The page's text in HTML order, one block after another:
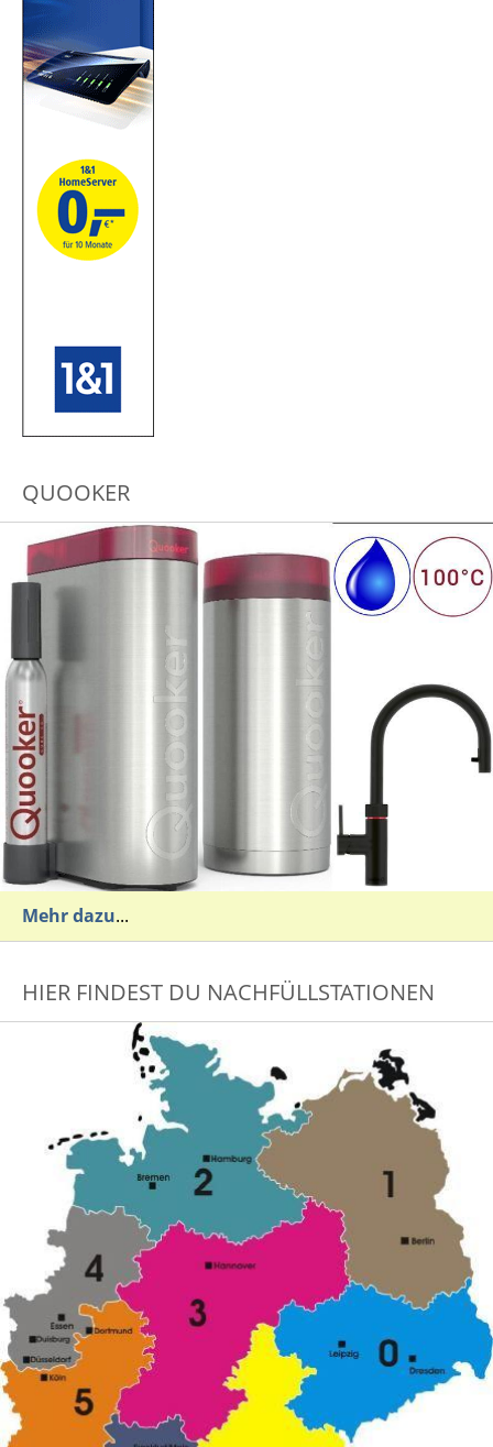
QUOOKER
Mehr dazu...
HIER FINDEST DU NACHFÜLLSTATIONEN